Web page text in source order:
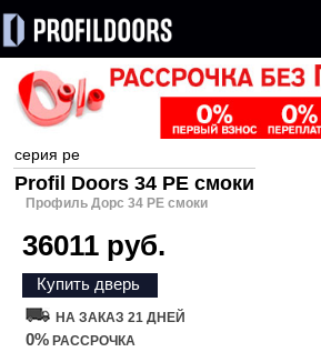
серия pe
Profil Doors 34 PE смоки
Профиль Дорс 34 PE смоки
36011 руб.
Купить дверь
НА ЗАКАЗ 21 ДНЕЙ
0% РАССРОЧКА